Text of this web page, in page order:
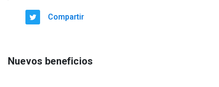
Compartir
Nuevos beneficios